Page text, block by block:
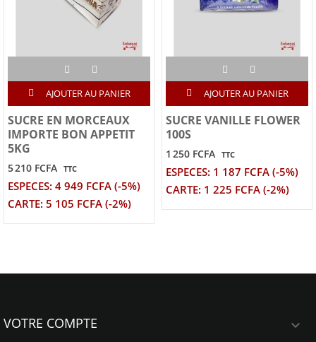
AJOUTER AU PANIER
SUCRE EN MORCEAUX
IMPORTE BON APPETIT
5KG
5 210 FCFA TTC
ESPECES: 4 949 FCFA (-5%)
CARTE: 5 105 FCFA (-2%)
AJOUTER AU PANIER
SUCRE VANILLE FLOWER
100S
1 250 FCFA TTC
ESPECES: 1 187 FCFA (-5%)
CARTE: 1 225 FCFA (-2%)
VOTRE COMPTE
